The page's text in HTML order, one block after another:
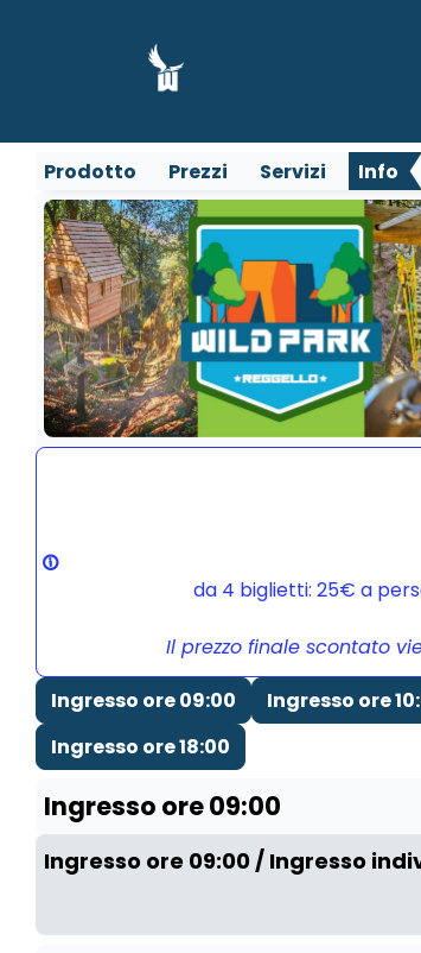
Prodotto Prezzi Servizi Info
da 4 biglietti: 25€ a
Il prezzo finale scontato
Ingresso ore 09:00
Ingresso ore
Ingresso ore 18:00
Ingresso ore 09:00
Ingresso ore 09:00 / Ingresso